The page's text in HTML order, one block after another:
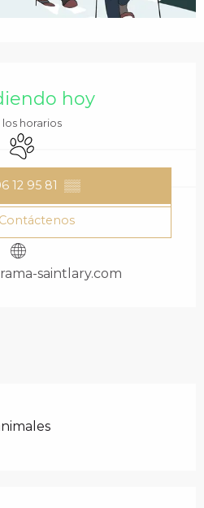
hoy
los horarios
Se aceptan animales
12 95 81 ▒▒
Contáctenos
saintlary.com